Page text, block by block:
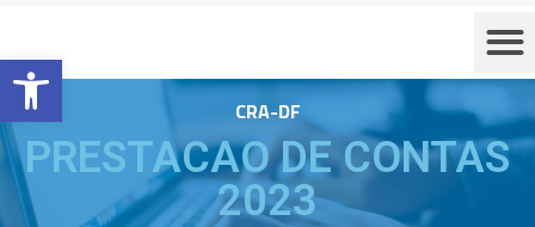
Barra de Ferramentas Aberta
CRA-DF
PRESTACAO DE CONTAS
2023